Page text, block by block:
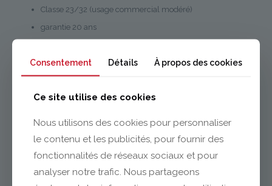
Classe 23/32 (usage commercial modéré)
garantie 20 ans
4 chanfreins
Consentement Détails À propos des cookies
Ce site utilise des cookies
Nous utilisons des cookies pour personnaliser
le contenu et les publicités, pour fournir des
fonctionnalités de réseaux sociaux et pour
analyser notre trafic. Nous partageons